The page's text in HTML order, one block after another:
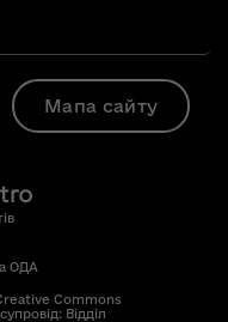
Мапа сайту
ОДА
Commons
Відділ